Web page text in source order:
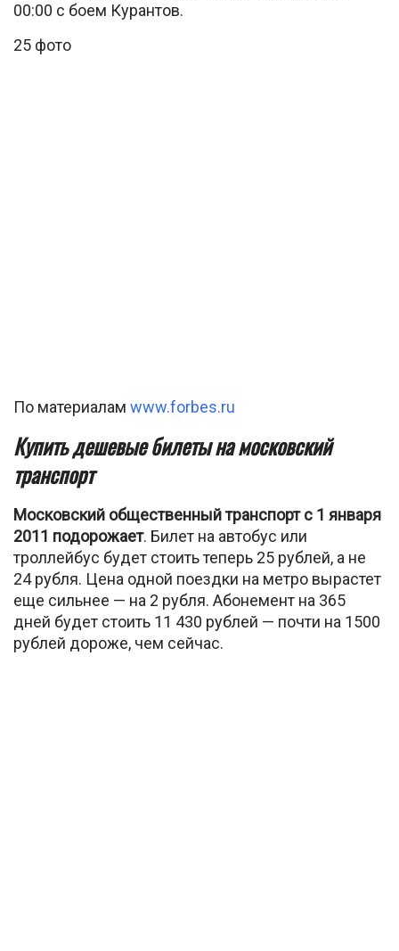
00:00 с боем Курантов.
25 фото
По материалам www.forbes.ru
Купить дешевые билеты на московский
транспорт
Московский общественный транспорт с 1 января
2011 подорожает. Билет на автобус или
троллейбус будет стоить теперь 25 рублей, а не
24 рубля. Цена одной поездки на метро вырастет
еще сильнее — на 2 рубля. Абонемент на 365
дней будет стоить 11 430 рублей — почти на 1500
рублей дороже, чем сейчас.